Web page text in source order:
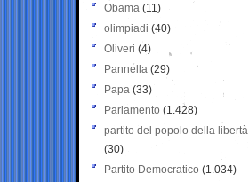
Obama (11)
olimpiadi (40)
Oliveri (4)
Pannella (29)
Papa (33)
Parlamento (1.428)
partito del popolo della libertà
(30)
Partito Democratico (1.034)